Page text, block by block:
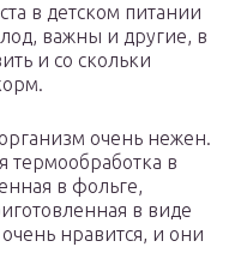
в детском питании
важны и другие, в
и со скольки
очень нежен.
термообработка в
в фольге,
в виде
нравится, и они